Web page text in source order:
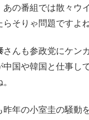
あの番組では散々ウ
らそりゃ問題ですよね
さんも参政党にケン
中国や韓国と仕事し
昨年の小室圭の騒動